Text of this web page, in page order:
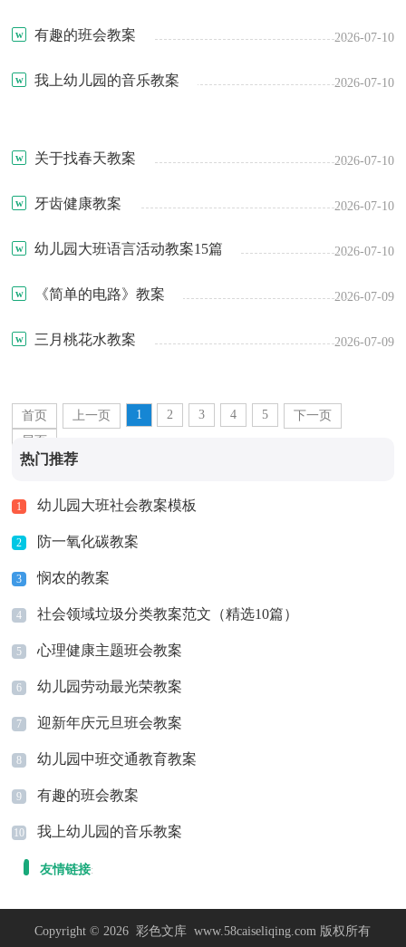
有趣的班会教案 2026-07-10
我上幼儿园的音乐教案 2026-07-10
关于找春天教案 2026-07-10
牙齿健康教案 2026-07-10
幼儿园大班语言活动教案15篇 2026-07-10
《简单的电路》教案 2026-07-09
三月桃花水教案 2026-07-09
首页 上一页 1 2 3 4 5
下一页
尾页
热门推荐
1 幼儿园大班社会教案模板
2 防一氧化碳教案
3 悯农的教案
4 社会领域垃圾分类教案范文（精选10篇）
5 心理健康主题班会教案
6 幼儿园劳动最光荣教案
7 迎新年庆元旦班会教案
8 幼儿园中班交通教育教案
9 有趣的班会教案
10 我上幼儿园的音乐教案
友情链接:
Copyright © 2026 彩色文库 www.58caiseliqing.com 版权所有